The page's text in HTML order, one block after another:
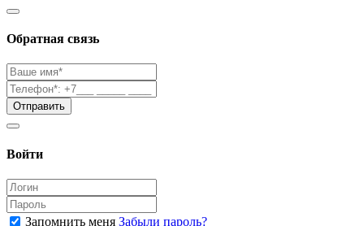
Обратная связь
Войти
Запомнить меня Забыли пароль?